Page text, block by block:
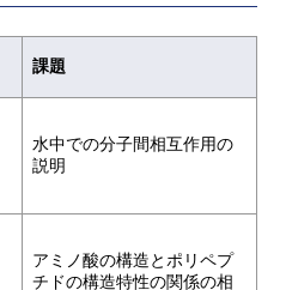
課題
水中での分子間相互作用の
説明
アミノ酸の構造とポリペプ
チドの構造特性の関係の相